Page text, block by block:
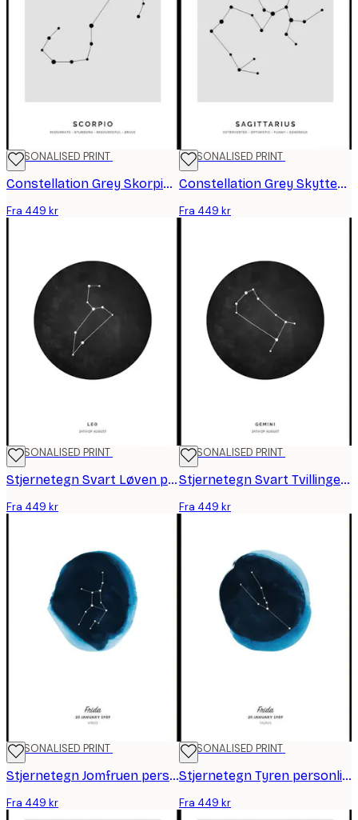
PERSONALISED PRINT
Constellation Grey Skorpionen personlig plakat
Fra 449 kr
PERSONALISED PRINT
Constellation Grey Skytten personlig plakat
Fra 449 kr
PERSONALISED PRINT
Stjernetegn Svart Løven personlig plakat
Fra 449 kr
PERSONALISED PRINT
Stjernetegn Svart Tvillingene personlig plakat
Fra 449 kr
PERSONALISED PRINT
Stjernetegn Jomfruen personlig plakat
Fra 449 kr
PERSONALISED PRINT
Stjernetegn Tyren personlig plakat
Fra 449 kr